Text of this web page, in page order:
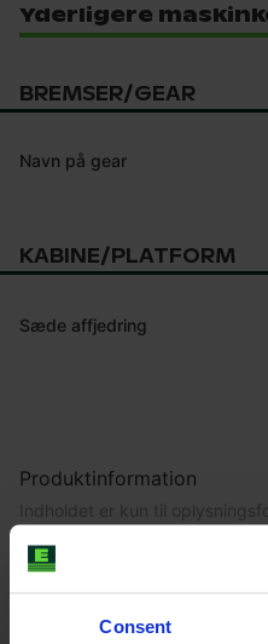
Consent
Yderligere
BREMSER/GEAR
Navn på gear
KABINE/PLATFORM
Sæde affjedring
Produktinformation
Indholdet er kun til
alle produktoplysninger er
umiddelbare viden.